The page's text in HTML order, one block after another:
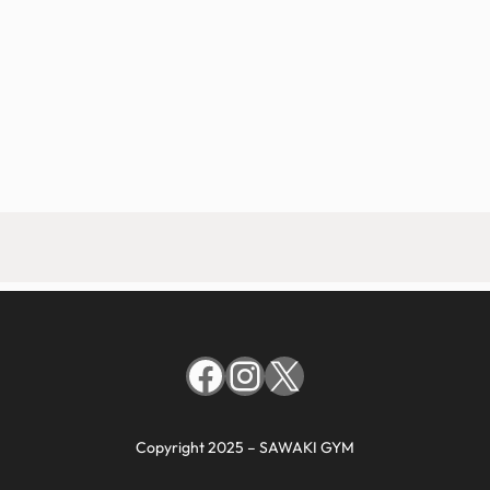
Facebook
Instagram
X
Copyright 2025 – SAWAKI GYM